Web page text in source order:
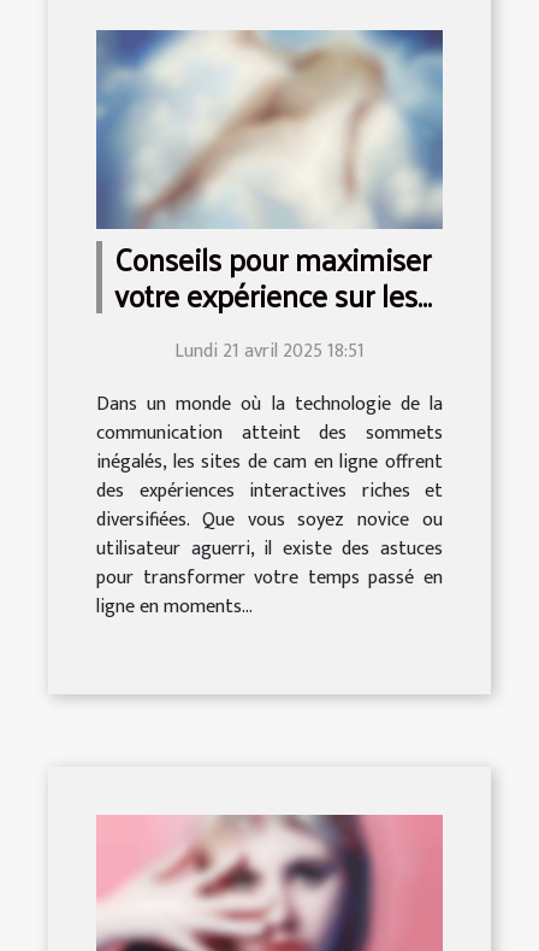
Conseils pour maximiser
votre expérience sur les
sites de cam en ligne
Lundi 21 avril 2025 18:51
Dans un monde où la technologie de la
communication atteint des sommets
inégalés, les sites de cam en ligne offrent
des expériences interactives riches et
diversifiées. Que vous soyez novice ou
utilisateur aguerri, il existe des astuces
pour transformer votre temps passé en
ligne en moments...